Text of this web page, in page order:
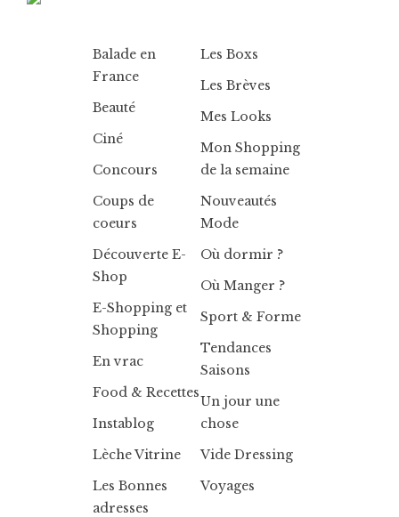
Balade en
France
Beauté
Ciné
Concours
Coups de
coeurs
Découverte E-
Shop
E-Shopping et
Shopping
En vrac
Food & Recettes
Instablog
Lèche Vitrine
Les Bonnes
adresses
Les Boxs
Les Brèves
Mes Looks
Mon Shopping
de la semaine
Nouveautés
Mode
Où dormir ?
Où Manger ?
Sport & Forme
Tendances
Saisons
Un jour une
chose
Vide Dressing
Voyages